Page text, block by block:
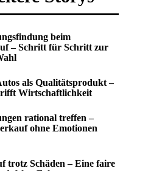
beim
– Schritt für Schritt zur
als Qualitätsprodukt –
Wirtschaftlichkeit
rational treffen –
ohne Emotionen
trotz Schäden – Eine faire